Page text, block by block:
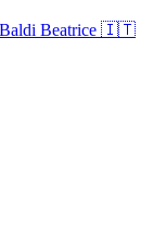
Baldi Beatrice 🇮🇹